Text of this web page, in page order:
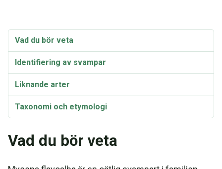
Vad du bör veta
Identifiering av svampar
Liknande arter
Taxonomi och etymologi
Vad du bör veta